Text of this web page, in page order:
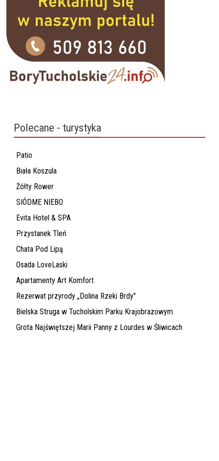
Polecane - turystyka
Patio
Biała Koszula
Żółty Rower
SIÓDME NIEBO
Evita Hotel & SPA
Przystanek Tleń
Chata Pod Lipą
Osada LoveLaski
Apartamenty Art Komfort
Rezerwat przyrody „Dolina Rzeki Brdy”
Bielska Struga w Tucholskim Parku Krajobrazowym
Grota Najświętszej Marii Panny z Lourdes w Śliwicach